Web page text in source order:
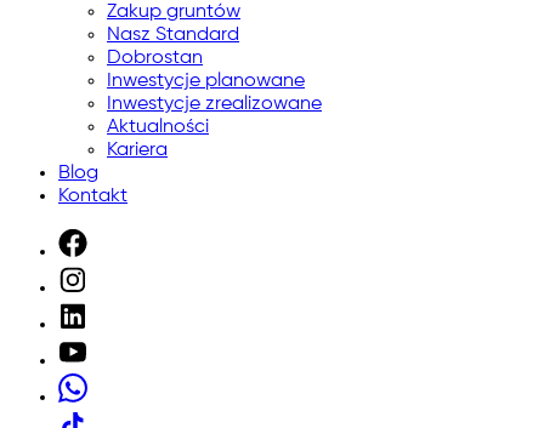
Zakup gruntów
Nasz Standard
Dobrostan
Inwestycje planowane
Inwestycje zrealizowane
Aktualności
Kariera
Blog
Kontakt